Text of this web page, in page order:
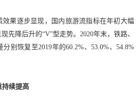
效果逐步显现，国内旅游流指标在年初大幅
先降后升的“V”型走势。2020年末，铁路、
别恢复至2019年的60.2%、53.0%、54.8%
持续提高